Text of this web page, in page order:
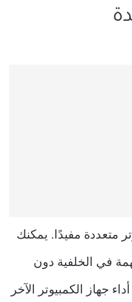
متعددة مفيدًا. يمكنك
في الخلفية دون
جهاز الكمبيوتر الآخر